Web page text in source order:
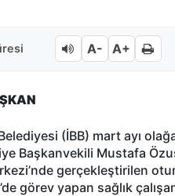
A- A+
(İBB) mart ayı
Başkanvekili Mustafa
gerçekleştirilen
görev yapan sağlık